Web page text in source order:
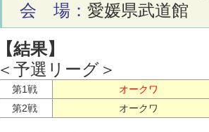
会 場： 愛媛県武道館
【結果】
＜予選リーグ＞
第1戦
オークワ
第2戦
オークワ